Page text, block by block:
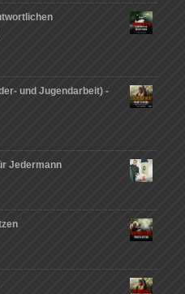
und Jugendarbeit) -
Jedermann